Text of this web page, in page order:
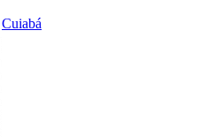
Cuiabá